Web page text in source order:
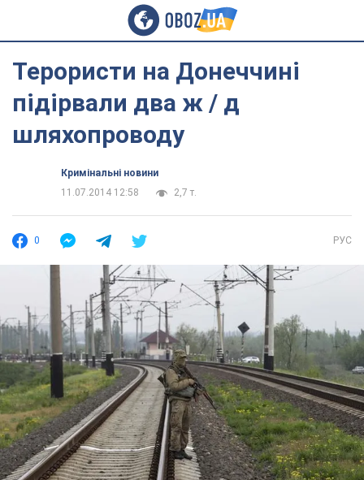
Терористи на Донеччині
підірвали два ж / д
шляхопроводу
Кримінальні новини
11.07.2014 12:58
2,7 т.
0 РУС